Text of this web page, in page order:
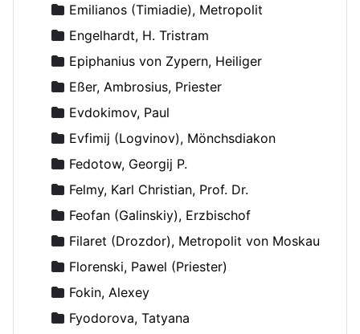
Emilianos (Timiadie), Metropolit
Engelhardt, H. Tristram
Epiphanius von Zypern, Heiliger
Eßer, Ambrosius, Priester
Evdokimov, Paul
Evfimij (Logvinov), Mönchsdiakon
Fedotow, Georgij P.
Felmy, Karl Christian, Prof. Dr.
Feofan (Galinskiy), Erzbischof
Filaret (Drozdor), Metropolit von Moskau
Florenski, Pawel (Priester)
Fokin, Alexey
Fyodorova, Tatyana